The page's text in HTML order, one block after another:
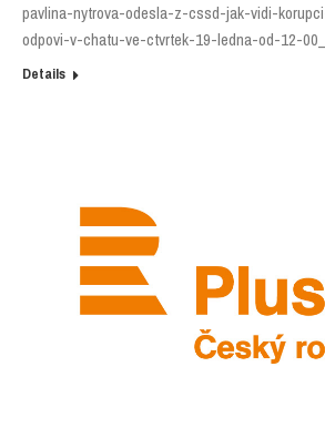
pavlina-nytrova-odesla-z-cssd-jak-vidi-
odpovi-v-chatu-ve-ctvrtek-19-ledna-od-12-
Details